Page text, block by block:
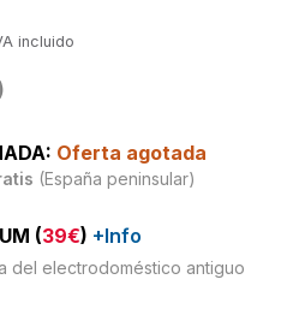
incluido
Oferta agotada
(España peninsular)
(39€) +Info
del electrodoméstico antiguo